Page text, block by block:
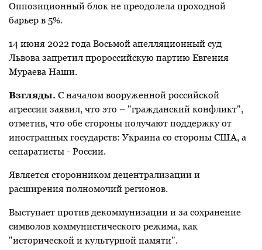
Оппозиционный блок не преодолела проходной
барьер в 5%.
14 июня 2022 года Восьмой апелляционный суд
Львова запретил пророссийскую партию Евгения
Мураева Наши.
Взгляды. С началом вооруженной российской
агрессии заявил, что это – "гражданский конфликт",
отметив, что обе стороны получают поддержку от
иностранных государств: Украина со стороны США, а
сепаратисты - России.
Является сторонником децентрализации и
расширения полномочий регионов.
Выступает против декоммунизации и за сохранение
символов коммунистического режима, как
"исторической и культурной памяти".